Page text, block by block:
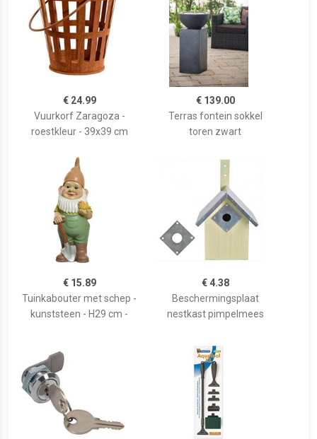
€ 24.99
Vuurkorf Zaragoza -
roestkleur - 39x39 cm
€ 139.00
Terras fontein sokkel
toren zwart
€ 15.89
Tuinkabouter met schep -
kunststeen - H29 cm -
€ 4.38
Beschermingsplaat
nestkast pimpelmees